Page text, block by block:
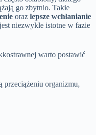
go zbytnio. Takie
oraz lepsze wchłanianie
niezwykle istotne w fazie
warto postawić
przeciążeniu organizmu,